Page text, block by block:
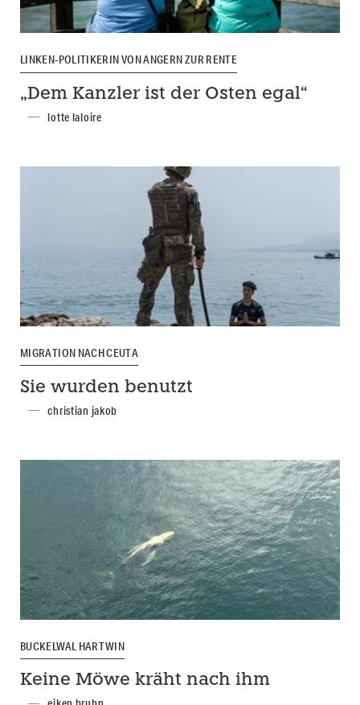
LINKEN-POLITIKERIN VON ANGERN ZUR RENTE
„Dem Kanzler ist der Osten egal“
lotte laloire
MIGRATION NACH CEUTA
Sie wurden benutzt
christian jakob
BUCKELWAL HARTWIN
Keine Möwe kräht nach ihm